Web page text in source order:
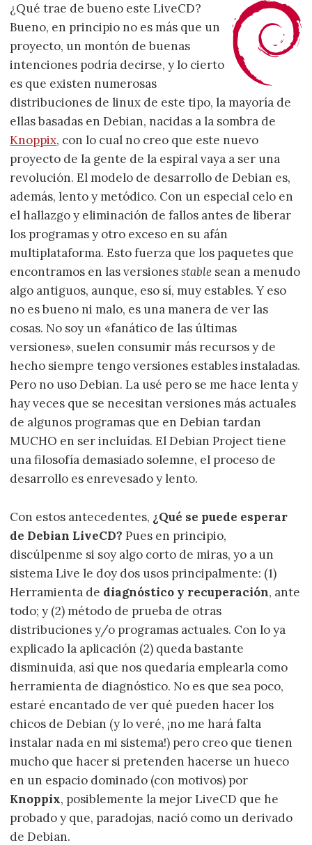
¿Qué trae de bueno este LiveCD?
Bueno, en principio no es más que un
proyecto, un montón de buenas
intenciones podría decirse, y lo cierto
es que existen numerosas
distribuciones de linux de este tipo, la mayoría de
ellas basadas en Debian, nacidas a la sombra de
Knoppix, con lo cual no creo que este nuevo
proyecto de la gente de la espiral vaya a ser una
revolución. El modelo de desarrollo de Debian es,
además, lento y metódico. Con un especial celo en
el hallazgo y eliminación de fallos antes de liberar
los programas y otro exceso en su afán
multiplataforma. Esto fuerza que los paquetes que
encontramos en las versionesstable sean a menudo
algo antiguos, aunque, eso sí, muy estables. Y eso
no es bueno ni malo, es una manera de ver las
cosas. No soy un «fanático de las últimas
versiones», suelen consumir más recursos y de
hecho siempre tengo versiones estables instaladas.
Pero no uso Debian. La usé pero se me hace lenta y
hay veces que se necesitan versiones más actuales
de algunos programas que en Debian tardan
MUCHO en ser incluídas. El Debian Project tiene
una filosofía demasiado solemne, el proceso de
desarrollo es enrevesado y lento.
Con estos antecedentes, ¿Qué se puede esperar
de Debian LiveCD? Pues en principio,
discúlpenme si soy algo corto de miras, yo a un
sistema Live le doy dos usos principalmente: (1)
Herramienta de diagnóstico y recuperación, ante
todo; y (2) método de prueba de otras
distribuciones y/o programas actuales. Con lo ya
explicado la aplicación (2) queda bastante
disminuida, así que nos quedaría emplearla como
herramienta de diagnóstico. No es que sea poco,
estaré encantado de ver qué pueden hacer los
chicos de Debian (y lo veré, ¡no me hará falta
instalar nada en mi sistema!) pero creo que tienen
mucho que hacer si pretenden hacerse un hueco
en un espacio dominado (con motivos) por
Knoppix, posiblemente la mejor LiveCD que he
probado y que, paradojas, nació como un derivado
de Debian.